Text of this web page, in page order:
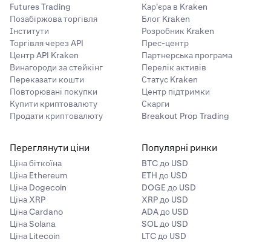
Futures Trading
Позабіржова торгівля
Інститути
Торгівля через API
Центр API Kraken
Винагороди за стейкінг
Переказати кошти
Повторювані покупки
Купити криптовалюту
Продати криптовалюту
Кар'єра в Kraken
Блог Kraken
Розробник Kraken
Прес-центр
Партнерська програма
Перелік активів
Статус Kraken
Центр підтримки
Скарги
Breakout Prop Trading
Переглянути ціни
Ціна біткоїна
Ціна Ethereum
Ціна Dogecoin
Ціна XRP
Ціна Cardano
Ціна Solana
Ціна Litecoin
Популярні ринки
BTC до USD
ETH до USD
DOGE до USD
XRP до USD
ADA до USD
SOL до USD
LTC до USD